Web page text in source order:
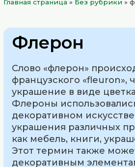
Главная страница » Без рубрики »
Флерон
Слово «флерон»
французского «fleuron»,
украшение в виде
Флероны
декоративном
украшения различных
как мебель, книги,
Этот термин также
декоративным